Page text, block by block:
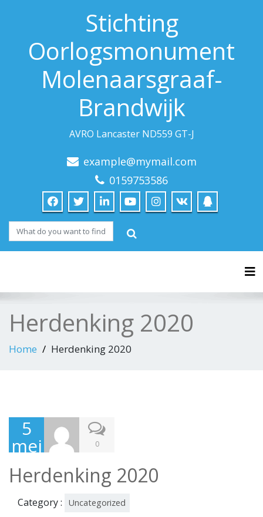
Stichting
Oorlogsmonument
Molenaarsgraaf-
Brandwijk
AVRO Lancaster ND559 GT-J
example@mymail.com
0159753586
Herdenking 2020
Home Herdenking 2020
5
mei
202
0
0
Herdenking 2020
Category : Uncategorized